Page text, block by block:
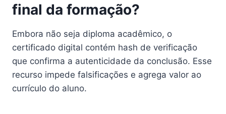
final da formação?
Embora não seja diploma acadêmico, o
certificado digital contém hash de verificação
que confirma a autenticidade da conclusão. Esse
recurso impede falsificações e agrega valor ao
currículo do aluno.